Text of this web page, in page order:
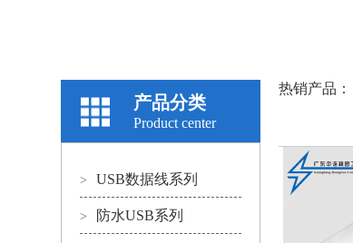
产品分类
Product center
> USB数据线系列
> 防水USB系列
热销产品：